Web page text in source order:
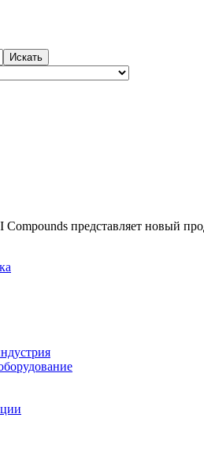
Compounds представляет новый